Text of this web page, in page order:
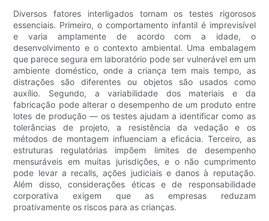
Diversos fatores interligados tornam os testes rigorosos
essenciais. Primeiro, o comportamento infantil é imprevisível
e varia amplamente de acordo com a idade, o
desenvolvimento e o contexto ambiental. Uma embalagem
que parece segura em laboratório pode ser vulnerável em um
ambiente doméstico, onde a criança tem mais tempo, as
distrações são diferentes ou objetos são usados ​​como
auxílio. Segundo, a variabilidade dos materiais e da
fabricação pode alterar o desempenho de um produto entre
lotes de produção — os testes ajudam a identificar como as
tolerâncias de projeto, a resistência da vedação e os
métodos de montagem influenciam a eficácia. Terceiro, as
estruturas regulatórias impõem limites de desempenho
mensuráveis ​​em muitas jurisdições, e o não cumprimento
pode levar a recalls, ações judiciais e danos à reputação.
Além disso, considerações éticas e de responsabilidade
corporativa exigem que as empresas reduzam
proativamente os riscos para as crianças.